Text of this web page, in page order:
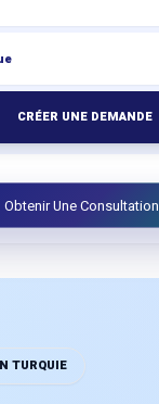
CRÉER UNE DEMANDE
Obtenir Une Consultation
TURQUIE